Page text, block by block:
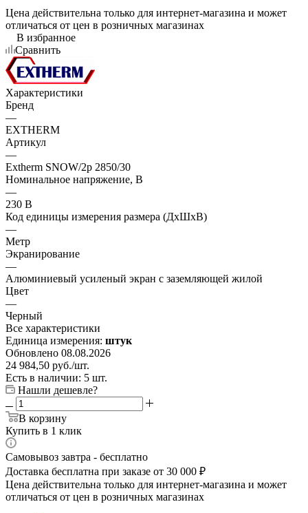
Цена действительна только для интернет-магазина и может
отличаться от цен в розничных магазинах
В избранное
Сравнить
Характеристики
Бренд
—
EXTHERM
Артикул
—
Extherm SNOW/2p 2850/30
Номинальное напряжение, В
—
230 В
Код единицы измерения размера (ДхШхВ)
—
Метр
Экранирование
—
Алюминиевый усиленый экран с заземляющей жилой
Цвет
—
Черный
Все характеристики
Единица измерения: штук
Обновлено 08.08.2026
24 984,50 руб./шт.
Есть в наличии: 5 шт.
Нашли дешевле?
В корзину
Купить в 1 клик
Самовывоз завтра - бесплатно
Доставка бесплатна при заказе от 30 000 ₽
Цена действительна только для интернет-магазина и может
отличаться от цен в розничных магазинах